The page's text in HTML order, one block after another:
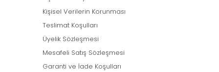
Kişisel Verilerin Korunması
Teslimat Koşulları
Üyelik Sözleşmesi
Mesafeli Satış Sözleşmesi
Garanti ve İade Koşulları